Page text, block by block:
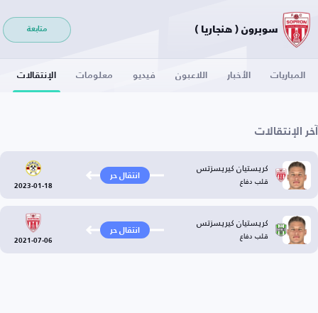
سوبرون ( هنجاريا ) متابعة
المباريات الأخبار اللاعبون فيديو معلومات الإنتقالات
آخر الإنتقالات
كريستيان كيريسزتس
قلب دفاع انتقال حر
2023-01-18
كريستيان كيريسزتس
قلب دفاع انتقال حر
2021-07-06